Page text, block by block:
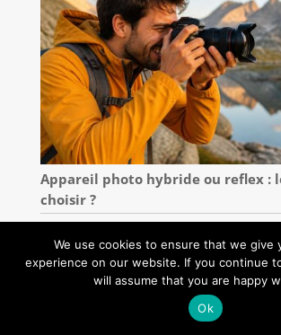
Appareil photo hybride ou reflex :
choisir ?
We use cookies to ensure that we give
experience on our website. If you continue
will assume that you are happy
Ok